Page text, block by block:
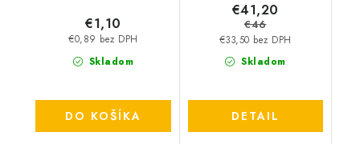
Skladom
€0,89 bez DPH
€1,10
DO KOŠÍKA
Skladom
€33,50 bez DPH
€41,20
€46
DETAIL